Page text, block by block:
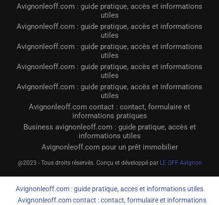
Avignonleoff.com : guide pratique, accès et informations
utiles
Avignonleoff.com : guide pratique, accès et informations
utiles
Avignonleoff.com : guide pratique, accès et informations
utiles
Avignonleoff.com : guide pratique, accès et informations
utiles
Avignonleoff.com : guide pratique, accès et informations
utiles
Avignonleoff.com contact : contact, formulaire et
informations pratiques
Business avignonleoff.com : guide pratique, accès et
informations utiles
Avignonleoff.com pour un prêt immobilier
@2023 - Tous droits réservés. Conçu et développé par LE OFF Avignon
Avignonleoff.com : guide pratique, acces et informations utiles
Avignonleoff.com contact : contact, formulaire et informations